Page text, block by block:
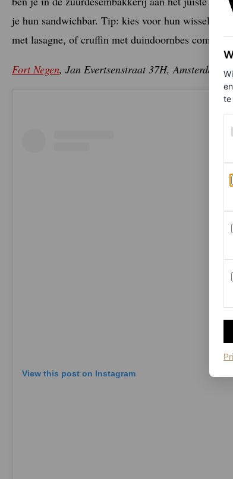
je hun sandwichbar. Tip: kies voor hun
met lasagne, of cruffin met duindoornbes compote
Fort Negen, Jan Evertsenstraat 37H, Amsterdam
View this post on Instagram
te